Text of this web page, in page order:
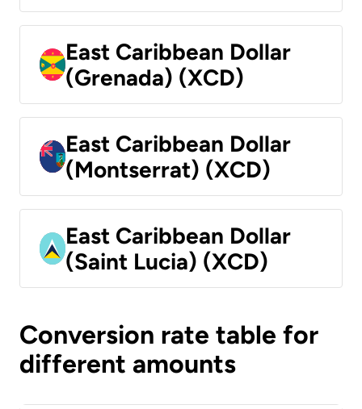
East Caribbean Dollar
(Grenada) (XCD)
East Caribbean Dollar
(Montserrat) (XCD)
East Caribbean Dollar
(Saint Lucia) (XCD)
Conversion rate table for
different amounts